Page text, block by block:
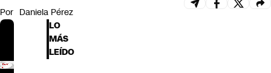
Por Daniela Pérez
LO
MÁS
LEÍDO